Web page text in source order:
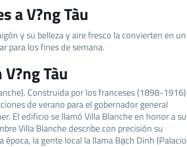
a V?ng Tàu
y su belleza y aire fresco la convierten en un
para los fines de semana.
Tàu
Construida por los franceses (1898-1916)
de verano para el gobernador general
El edificio se llamó Villa Blanche en honor a su
Villa Blanche describe con precisión su
época, la gente local la llama Bạch Dinh (Palacio